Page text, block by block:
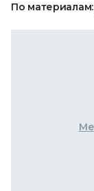
По материалам: